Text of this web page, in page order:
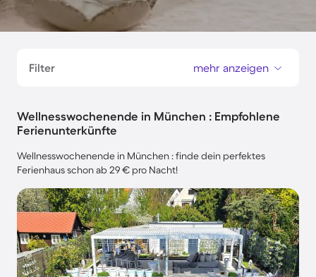
Filter mehr anzeigen
Wellnesswochenende in München : Empfohlene
Ferienunterkünfte
Wellnesswochenende in München : finde dein perfektes
Ferienhaus schon ab 29 € pro Nacht!